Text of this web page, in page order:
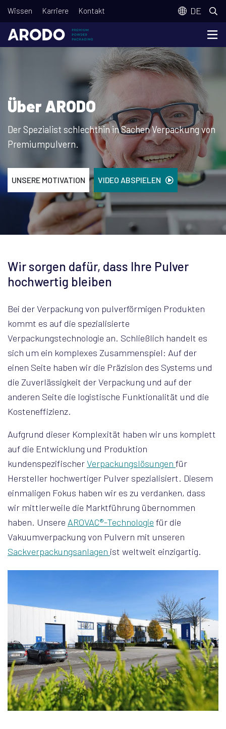
Direkt
zum
Inhalt
T
o
p
n
u
Wissen Karriere Kontakt DE
Über ARODO
Der Spezialist schlechthin in Sachen Verpackung von
Premiumpulvern.
UNSERE MOTIVATION VIDEO ABSPIELEN
Wir sorgen dafür, dass Ihre Pulver
hochwertig bleiben
Bei der Verpackung von pulverförmigen Produkten
kommt es auf die spezialisierte
Verpackungstechnologie an. Schließlich handelt es
sich um ein komplexes Zusammenspiel: Auf der
einen Seite haben wir die Präzision des Systems und
die Zuverlässigkeit der Verpackung und auf der
anderen Seite die logistische Funktionalität und die
Kosteneffizienz.
Aufgrund dieser Komplexität haben wir uns komplett
auf die Entwicklung und Produktion
kundenspezifischerVerpackungslösungen für
Hersteller hochwertiger Pulver spezialisiert. Diesem
einmaligen Fokus haben wir es zu verdanken, dass
wir mittlerweile die Marktführung übernommen
haben. Unsere AROVAC®-Technologie für die
Vakuumverpackung von Pulvern mit unseren
Sackverpackungsanlagen ist weltweit einzigartig.